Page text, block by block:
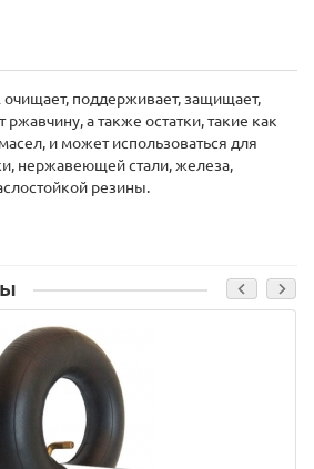
очищает, поддерживает, защищает,
ржавчину, а также остатки, такие как
и может использоваться для
нержавеющей стали, железа,
резины.